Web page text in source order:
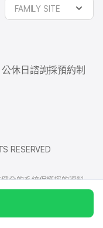
FAMILY SITE
休日 諮詢採預約制
RESERVED
全的系統保護您的資料，
給外界造成損害